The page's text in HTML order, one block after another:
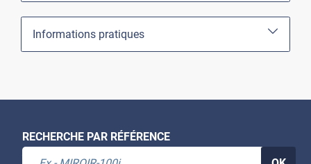
Informations pratiques
RECHERCHE PAR RÉFÉRENCE